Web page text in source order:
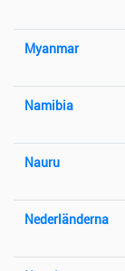
Myanmar
Namibia
Nauru
Nederländerna